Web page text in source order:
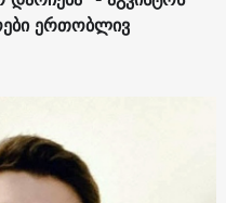
ერთობლივ